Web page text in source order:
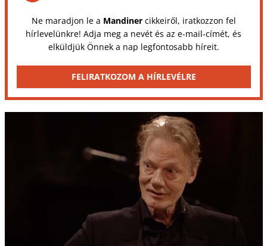
Ne maradjon le a Mandinercikkeiről, iratkozzon fel
hírlevelünkre! Adja meg a nevét és az e-mail-címét, és
elküldjük Önnek a nap legfontosabb híreit.
FELIRATKOZOM A HÍRLEVÉLRE